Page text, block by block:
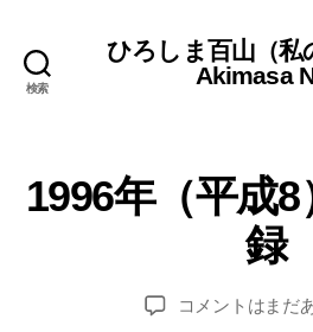
検索
ひろしま百山（私
Akimasa
カ
テ
細1996年（平成
録
投
稿
投
稿
1996
コメントはまだ